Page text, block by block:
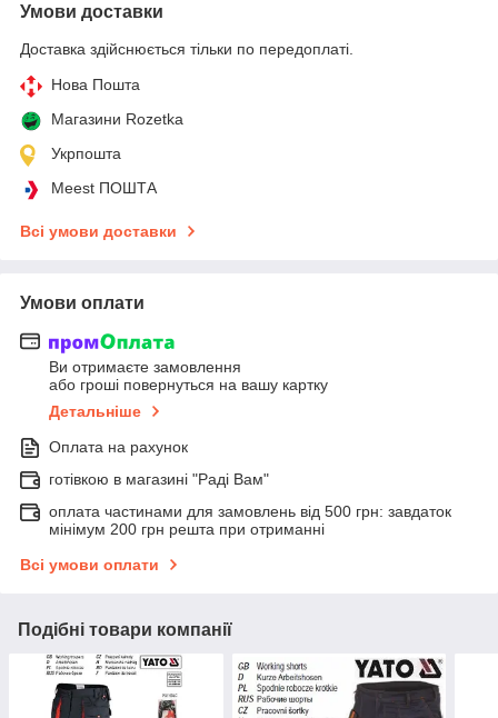
Умови доставки
Доставка здійснюється тільки по передоплаті.
Нова Пошта
Магазини Rozetka
Укрпошта
Meest ПОШТА
Всі умови доставки
Умови оплати
Ви отримаєте замовлення
або гроші повернуться на вашу картку
Детальніше
Оплата на рахунок
готівкою в магазині "Раді Вам"
оплата частинами для замовлень від 500 грн: завдаток
мінімум 200 грн решта при отриманні
Всі умови оплати
Подібні товари компанії